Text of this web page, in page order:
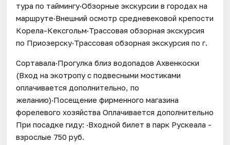
тура по таймингу·Обзорные экскурсии в городах на
маршруте·Внешний осмотр средневековой крепости
Корела-Кексгольм·Трассовая обзорная экскурсия
по Приозерску·Трассовая обзорная экскурсия по г.
Сортавала·Прогулка близ водопадов Ахвенкоски
(Вход на экотропу с подвесными мостиками
оплачивается дополнительно, по
желанию)·Посещение фирменного магазина
форелевого хозяйства Оплачивается дополнительно
При посадке гиду: ·Входной билет в парк Рускеала -
взрослые 750 руб.